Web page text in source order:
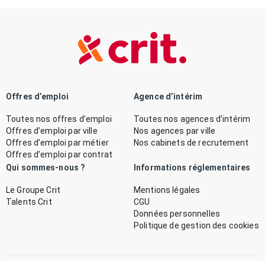
Offres d’emploi
Toutes nos offres d’emploi
Offres d’emploi par ville
Offres d’emploi par métier
Offres d’emploi par contrat
Agence d’intérim
Toutes nos agences d’intérim
Nos agences par ville
Nos cabinets de recrutement
Qui sommes-nous ?
Le Groupe Crit
Talents Crit
Informations réglementaires
Mentions légales
CGU
Données personnelles
Politique de gestion des cookies